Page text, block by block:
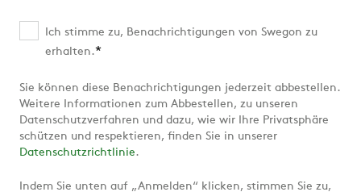
Ich stimme zu, Benachrichtigungen von Swegon zu
erhalten.*
Sie können diese Benachrichtigungen jederzeit abbestellen.
Weitere Informationen zum Abbestellen, zu unseren
Datenschutzverfahren und dazu, wie wir Ihre Privatsphäre
schützen und respektieren, finden Sie in unserer
Datenschutzrichtlinie.
Indem Sie unten auf „Anmelden“ klicken, stimmen Sie zu,